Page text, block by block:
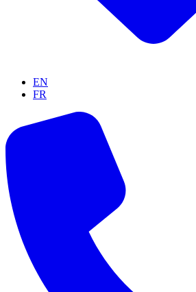
EN
FR